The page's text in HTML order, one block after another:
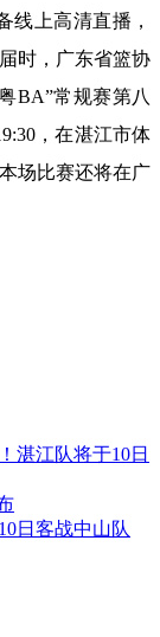
线上高清直播，
时，广东省篮协
BA”常规赛第八
，在湛江市体
场比赛还将在广
湛江队将于10日
日客战中山队